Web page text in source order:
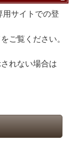
サイトでの登
ご覧ください。
れない場合は